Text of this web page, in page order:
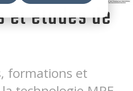
études de
formations et